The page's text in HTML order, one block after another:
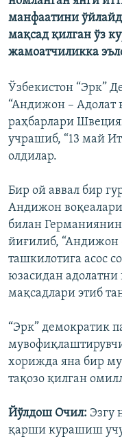
манфаатини
мақсад қилган ўз
жамоатчиликка
Ўзбекистон “Эрк”
“Андижон – Адолат
раҳбарлари
учрашиб, “13 май
олдилар.
Бир ой аввал бир
Андижон
билан
йиғилиб, “Андижон
ташкилотига асос
юзасидан
мақсадлари этиб
“Эрк” демократик
хорижда яна бир
тақозо қилган
Йўлдош Очил: Эзгу
қарши курашиш